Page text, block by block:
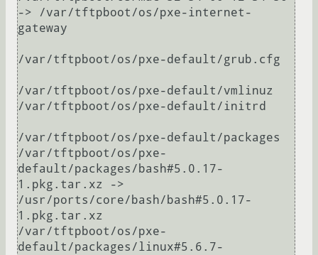
-> /var/tftpboot/os/pxe-internet-
gateway
/var/tftpboot/os/pxe-default/grub.cfg
/var/tftpboot/os/pxe-default/vmlinuz
/var/tftpboot/os/pxe-default/initrd
/var/tftpboot/os/pxe-default/packages
/var/tftpboot/os/pxe-
default/packages/bash#5.0.17-
1.pkg.tar.xz ->
/usr/ports/core/bash/bash#5.0.17-
1.pkg.tar.xz
/var/tftpboot/os/pxe-
default/packages/linux#5.6.7-